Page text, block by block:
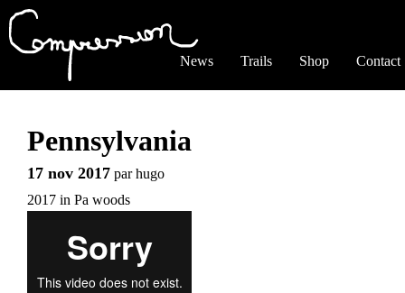
News Trails Shop Contact
Pennsylvania
17 nov 2017 parhugo
2017 in Pa woods